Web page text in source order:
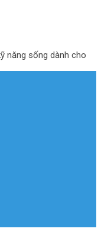
năng sống dành cho